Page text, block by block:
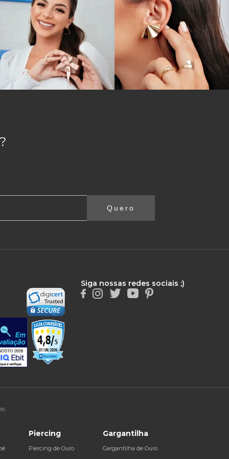
Quero
Siga nossas redes sociais ;)
Piercing
Piercing de Ouro
Gargantilha
Gargantilha de Ouro